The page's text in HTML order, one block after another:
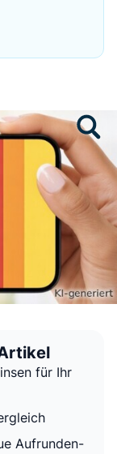
für Ihr
Aufrunden-